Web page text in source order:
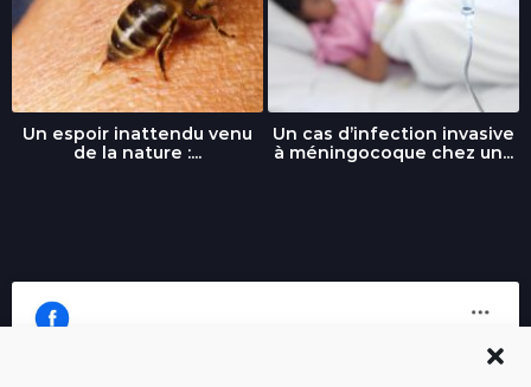
Un espoir inattendu venu
de la nature :...
Un cas d’infection invasive
à méningocoque chez un...